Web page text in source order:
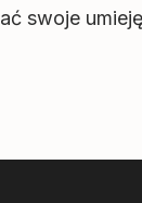
swoje